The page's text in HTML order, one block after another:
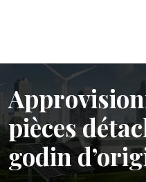
pièces
godin